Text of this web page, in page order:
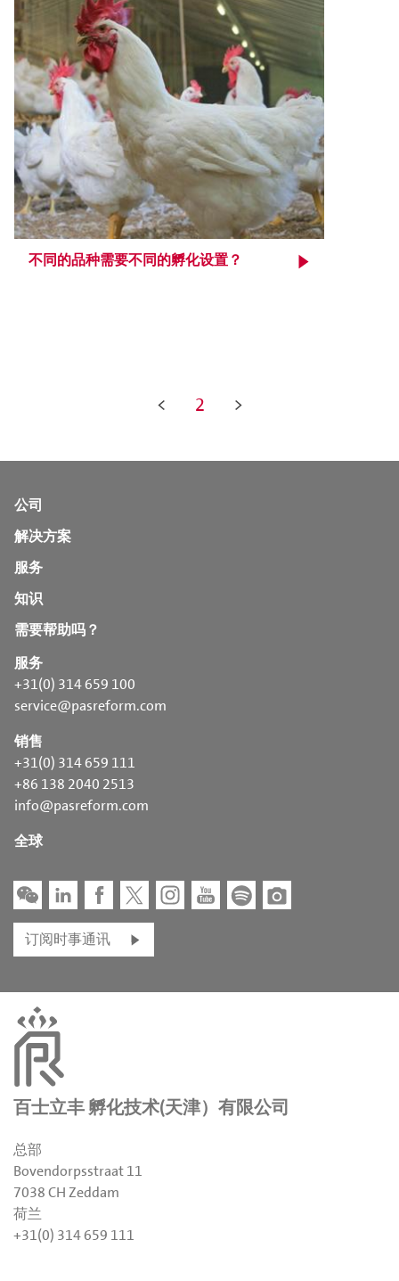
不同的品种需要不同的孵化设置？
< 2 >
公司
解决方案
服务
知识
需要帮助吗？
服务
+31(0) 314 659 100
service@pasreform.com
销售
+31(0) 314 659 111
+86 138 2040 2513
info@pasreform.com
全球
订阅时事通讯
百士立丰 孵化技术(天津）有限公司
总部
Bovendorpsstraat 11
7038 CH Zeddam
荷兰
+31(0) 314 659 111